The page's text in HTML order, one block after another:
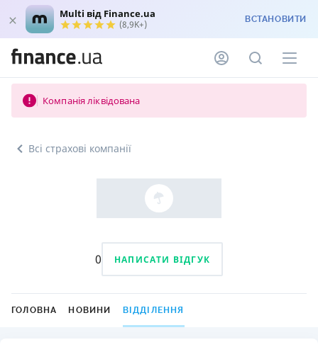
Multi від Finance.ua
(8,9K+) ВСТАНОВИТИ
Компанія ліквідована
Всі страхові компанії
0 НАПИСАТИ ВІДГУК
ГОЛОВНА НОВИНИ ВІДДІЛЕННЯ